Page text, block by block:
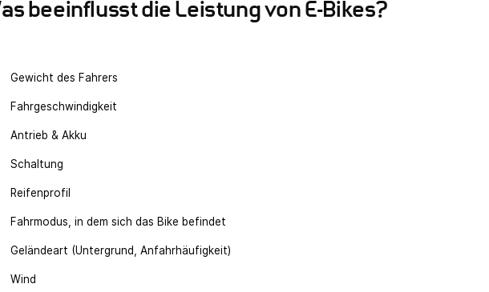
beeinflusst die Leistung von E-Bikes?
Gewicht des Fahrers
Fahrgeschwindigkeit
Antrieb & Akku
Schaltung
Reifenprofil
Fahrmodus, in dem sich das Bike befindet
Geländeart (Untergrund, Anfahrhäufigkeit)
Wind